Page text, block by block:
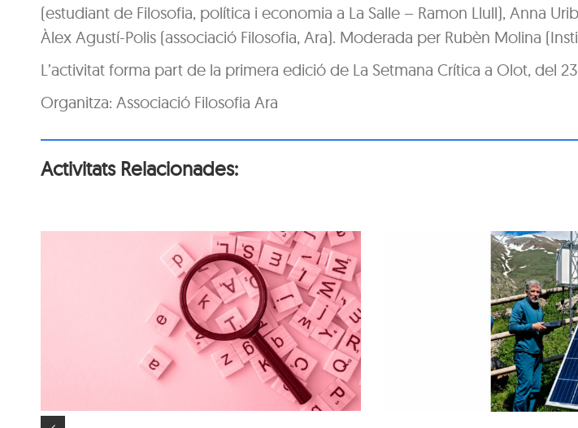
(estudiant de Filosofia, política i economia a La Salle – Ramon Llull), Anna
Àlex Agustí-Polis (associació Filosofia, Ara). Moderada per Rubèn Molina
L’activitat forma part de la primera edició de La Setmana Crítica a Olot, del
Organitza: Associació Filosofia Ara
Activitats Relacionades:
Itinerari personal: “El
clima urbà de la ciutat
d’Olot”
d’una